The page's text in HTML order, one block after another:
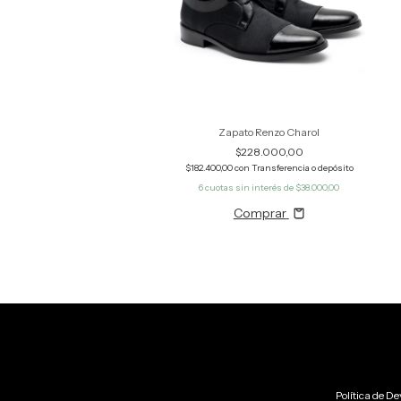
Zapato Renzo Charol
$228.000,00
$182.400,00con Transferencia o depósito
6cuotas sin interés de $38.000,00
Comprar
Política de